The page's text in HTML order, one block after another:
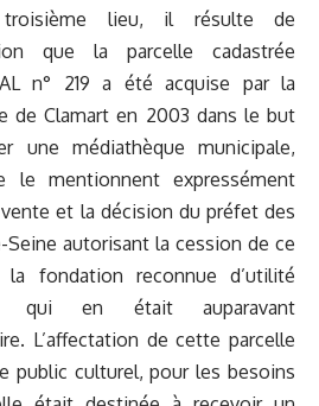
lieu, il résulte de
que la parcelle cadastrée
n° 219 a été acquise par la
de Clamart en 2003 dans le but
une médiathèque municipale,
le mentionnent expressément
vente et la décision du préfet des
Seine autorisant la cession de ce
la fondation reconnue d’utilité
qui en était auparavant
L’affectation de cette parcelle
public culturel, pour les besoins